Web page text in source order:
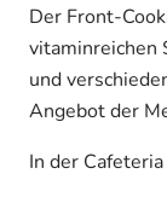
Der Front-
vitaminreichen
und
Angebot der
In der